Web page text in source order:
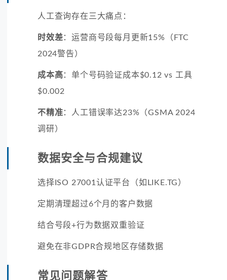
人工查询存在三大痛点：
时效差：运营商号段每月更新15%（FTC
2024警告）
成本高 ：单个号码验证成本$0.12 vs 工具
$0.002
不精准：人工错误率达23%（GSMA 2024
调研）
数据安全与合规建议
选择ISO 27001认证平台（如LIKE.TG）
定期清理超过6个月的客户数据
结合号段+行为数据双重验证
避免在非GDPR合规地区存储数据
常见问题解答